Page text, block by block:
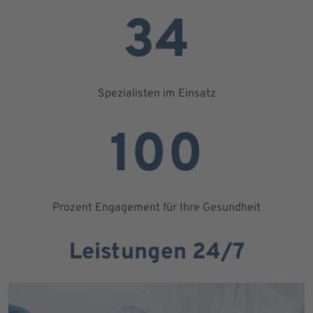
34
Spezialisten im Einsatz
100
Prozent Engagement für Ihre Gesundheit
Leistungen 24/7